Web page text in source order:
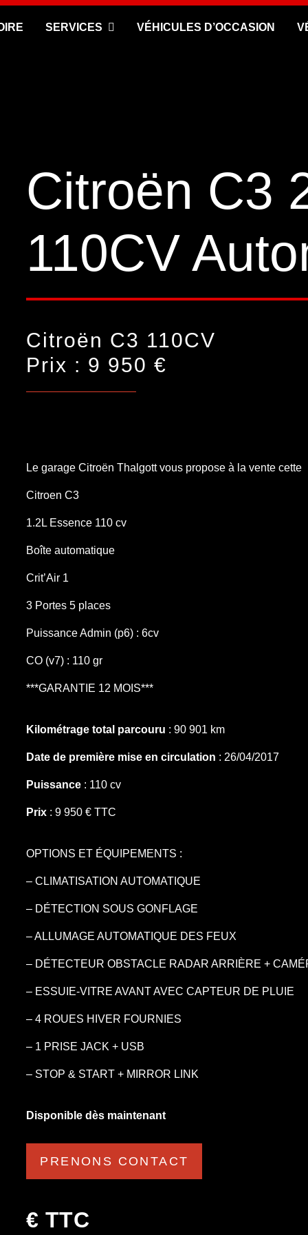
SERVICES VÉHICULES D’OCCASION
Citroën C3
110CV
Citroën C3 110CV
Prix : 9 950 €
Le garage Citroën Thalgott vous propose à la vente cette
Citroen C3
1.2L Essence 110 cv
Boîte automatique
Crit’Air 1
3 Portes 5 places
Puissance Admin (p6) : 6cv
CO (v7) : 110 gr
***GARANTIE 12 MOIS***
Kilométrage total parcouru : 90 901 km
Date de première mise en circulation : 26/04/2017
Puissance : 110 cv
Prix : 9 950 € TTC
OPTIONS ET ÉQUIPEMENTS :
– CLIMATISATION AUTOMATIQUE
– DÉTECTION SOUS GONFLAGE
– ALLUMAGE AUTOMATIQUE DES FEUX
– DÉTECTEUR OBSTACLE RADAR ARRIÈRE +
– ESSUIE-VITRE AVANT AVEC CAPTEUR DE PLUIE
– 4 ROUES HIVER FOURNIES
– 1 PRISE JACK + USB
– STOP & START + MIRROR LINK
Disponible dès maintenant
PRENONS CONTACT
€ TTC